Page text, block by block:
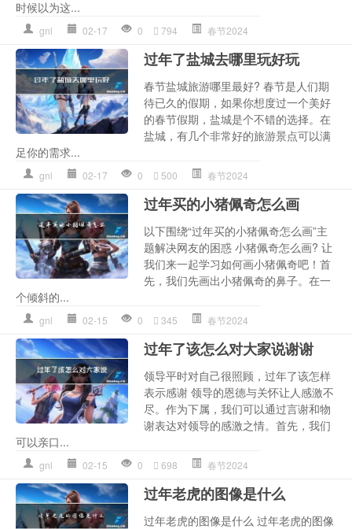
时候以为这...
gnl 02-17 0 794 春节2024
过年了盐城去哪里玩好玩
春节盐城旅游哪里最好? 春节是人们期
待已久的假期，如果你想度过一个美好
的春节假期，盐城是个不错的选择。在
盐城，有几个非常好的旅游景点可以满
足你的需求...
gnl 02-17 0 500 春节2024
过年买的小猪佩奇怎么画
以下围绕“过年买的小猪佩奇怎么画”主
题解决网友的困惑 小猪佩奇怎么画? 让
我们来一起学习如何画小猪佩奇吧！首
先，我们先画出小猪佩奇的鼻子。在一
个倾斜的...
gnl 02-15 0 345 春节2024
过年了该怎么对大家说谢谢
领导平时对自己很照顾，过年了该怎样
表示感谢 领导的恩德与关怀让人感激不
尽。作为下属，我们可以通过言谢和物
谢表达对领导的感激之情。首先，我们
可以亲口...
gnl 02-15 0 698 春节2024
过年老虎的图像是什么
过年老虎的图像是什么 过年老虎的图像